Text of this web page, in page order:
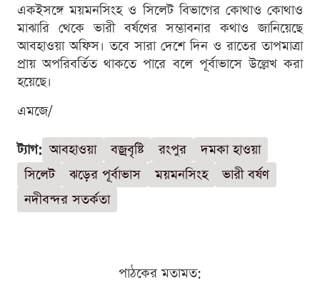
একইসঙ্গে ময়মনসিংহ ও সিলেট বিভাগের কোথাও কোথাও
মাঝারি থেকে ভারী বর্ষণের সম্ভাবনার কথাও জানিয়েছে
আবহাওয়া অফিস। তবে সারা দেশে দিন ও রাতের তাপমাত্রা
প্রায় অপরিবর্তিত থাকতে পারে বলে পূর্বাভাসে উল্লেখ করা
হয়েছে।
এমজে/
ট্যাগ: আবহাওয়া বজ্রবৃষ্টি রংপুর
দমকা হাওয়া
সিলেট
ঝড়ের পূর্বাভাস ময়মনসিংহ
ভারী বর্ষণ
নদীবন্দর সতর্কতা
পাঠকের মতামত: